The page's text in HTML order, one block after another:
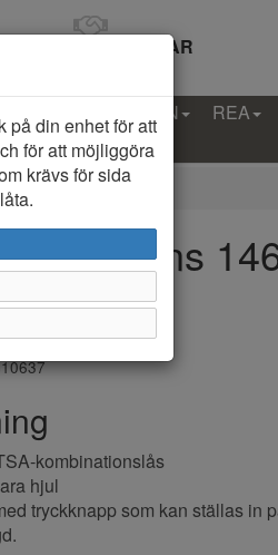
ÖPPET KÖP I 14 DAGAR
PROVKOLLEKTION REA
Essens
kombinationslås
hjul
tryckknapp som kan ställas in
på din enhet för att
för att möjliggöra
krävs för sida